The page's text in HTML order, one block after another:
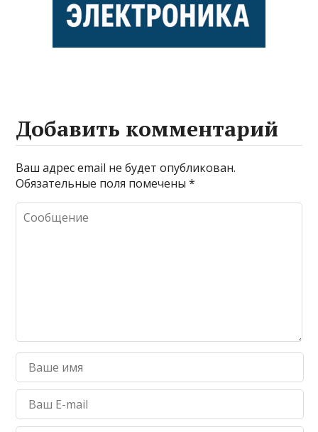
Добавить комментарий
Ваш адрес email не будет опубликован.
Обязательные поля помечены*